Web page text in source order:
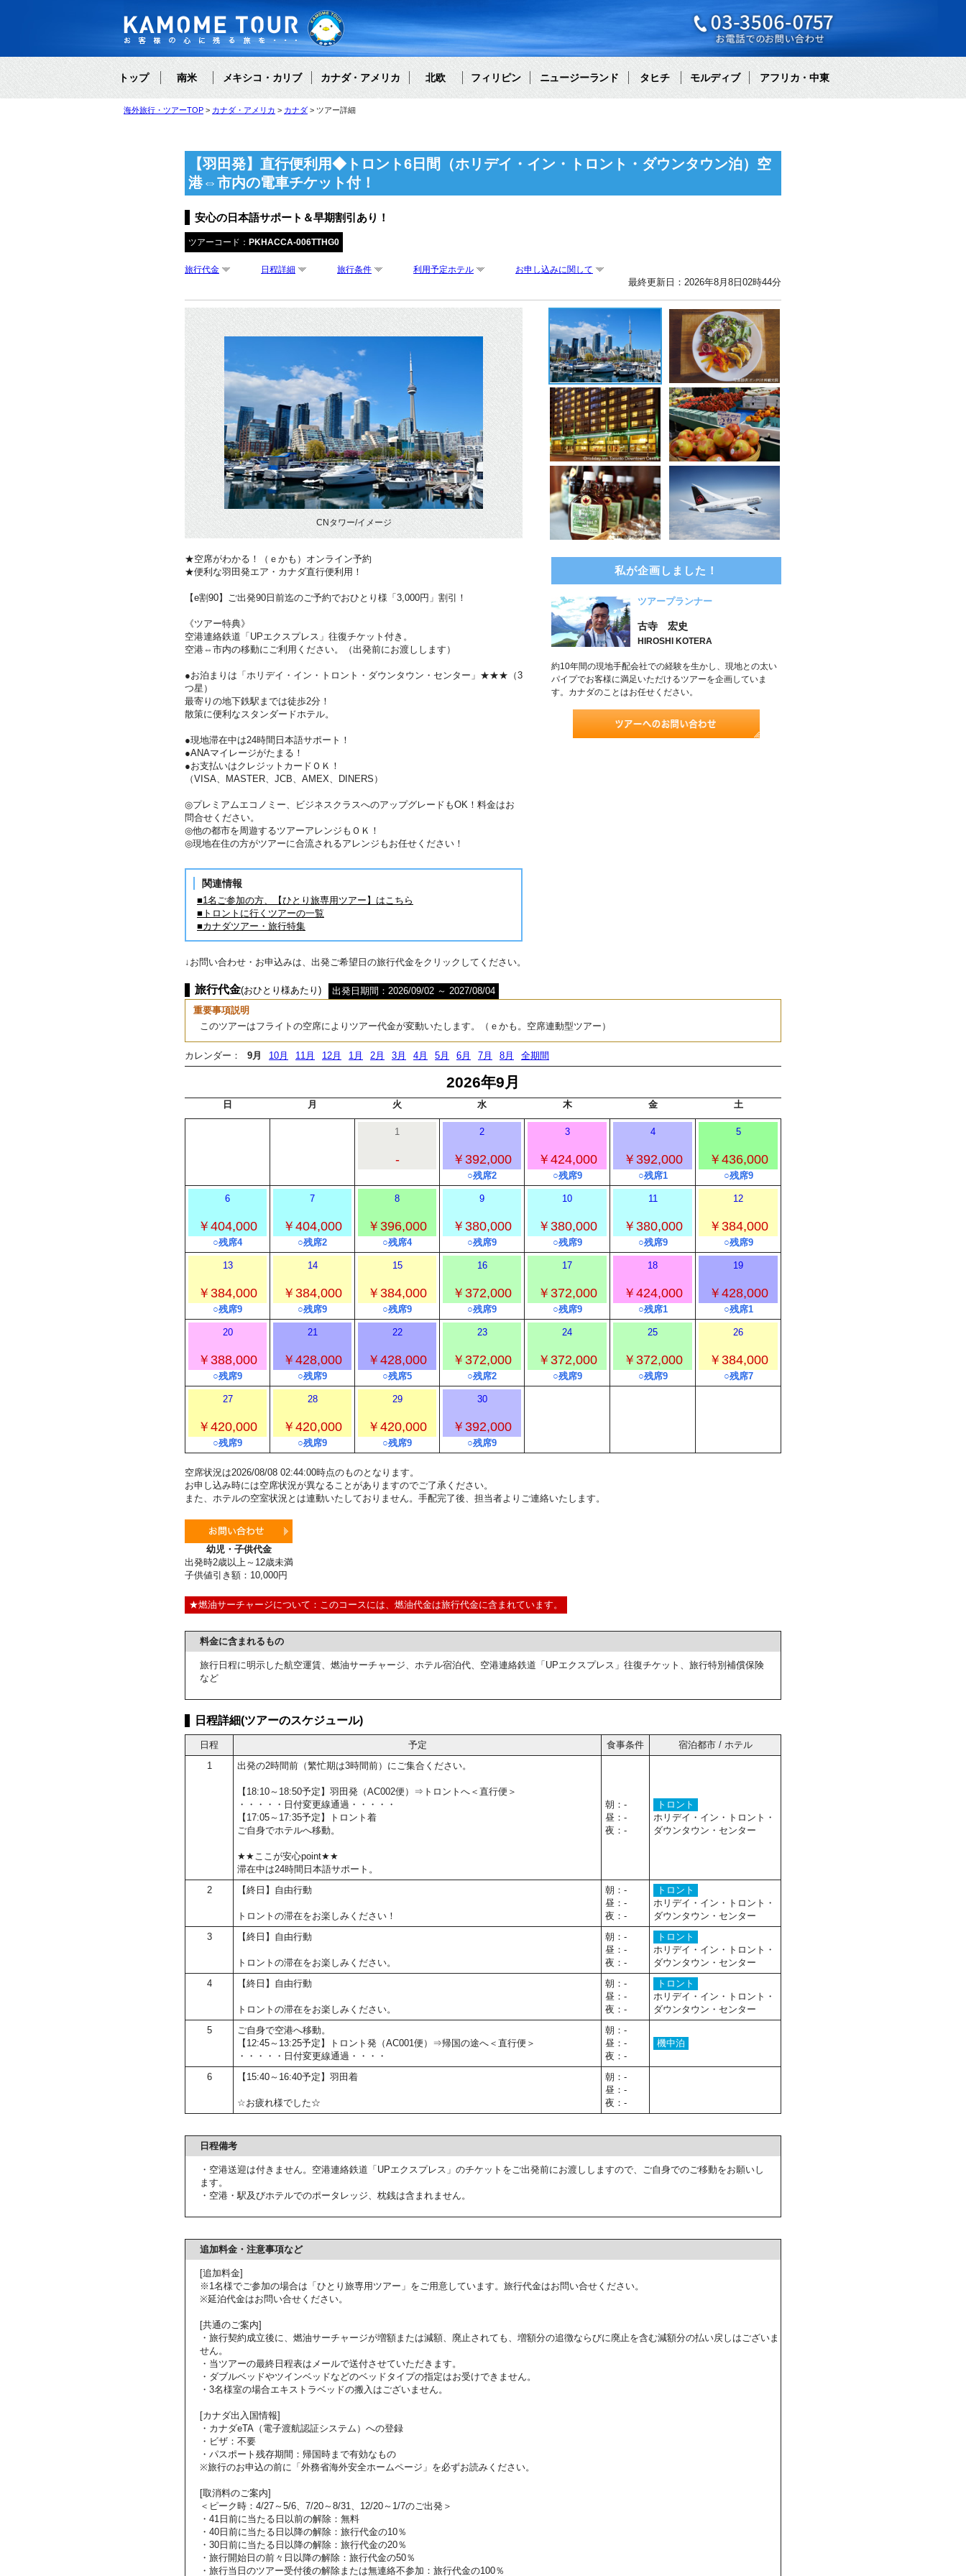
トップ 南米 メキシコ・カリブ カナダ・アメリカ 北欧 フィリピン ニュージーランド タヒチ モルディブ アフリカ・中東
海外旅行・ツアーTOP カナダ・アメリカ カナダ ツアー詳細
【羽田発】直行便利用◆トロント6日間（ホリデイ・イン・トロント・ダウンタウン泊）空
港⇔市内の電車チケット付！
安心の日本語サポート＆早期割引あり！
ツアーコード： PKHACCA-006TTHG0
旅行代金 日程詳細 旅行条件 利用予定ホテル お申し込みに関して
最終更新日：2026年8月8日02時44分
CNタワー/イメージ
★空席がわかる！（ｅかも）オンライン予約
★便利な羽田発エア・カナダ直行便利用！
【e割90】ご出発90日前迄のご予約でおひとり様「3,000円」割引！
《ツアー特典》
空港連絡鉄道「UPエクスプレス」往復チケット付き。
空港⇔市内の移動にご利用ください。（出発前にお渡しします）
●お泊まりは「ホリデイ・イン・トロント・ダウンタウン・センター」★★★（3
つ星）
最寄りの地下鉄駅までは徒歩2分！
散策に便利なスタンダードホテル。
●現地滞在中は24時間日本語サポート！
●ANAマイレージがたまる！
●お支払いはクレジットカードＯＫ！
（VISA、MASTER、JCB、AMEX、DINERS）
◎プレミアムエコノミー、ビジネスクラスへのアップグレードもOK！料金はお
問合せください。
◎他の都市を周遊するツアーアレンジもＯＫ！
◎現地在住の方がツアーに合流されるアレンジもお任せください！
関連情報
■1名ご参加の方、【ひとり旅専用ツアー】はこちら
■トロントに行くツアーの一覧
■カナダツアー・旅行特集
私が企画しました！
ツアープランナー
古寺 宏史
HIROSHI KOTERA
約10年間の現地手配会社での経験を生かし、現地との太い
パイプでお客様に満足いただけるツアーを企画していま
す。カナダのことはお任せください。
↓お問い合わせ・お申込みは、出発ご希望日の旅行代金をクリックしてください。
旅行代金(おひとり様あたり)
出発日期間：2026/09/02 ～ 2027/08/04
重要事項説明
このツアーはフライトの空席によりツアー代金が変動いたします。（ｅかも。空席連動型ツアー）
カレンダー： 9月 10月 11月 12月 1月 2月 3月 4月 5月 6月 7月 8月 全期間
2026年9月
日 月 火 水 木 金 土
1
-
2
￥392,000
○残席2
3
￥424,000
○残席9
4
￥392,000
○残席1
5
￥436,000
○残席9
6
￥404,000
○残席4
7
￥404,000
○残席2
8
￥396,000
○残席4
9
￥380,000
○残席9
10
￥380,000
○残席9
11
￥380,000
○残席9
12
￥384,000
○残席9
13
￥384,000
○残席9
14
￥384,000
○残席9
15
￥384,000
○残席9
16
￥372,000
○残席9
17
￥372,000
○残席9
18
￥424,000
○残席1
19
￥428,000
○残席1
20
￥388,000
○残席9
21
￥428,000
○残席9
22
￥428,000
○残席5
23
￥372,000
○残席2
24
￥372,000
○残席9
25
￥372,000
○残席9
26
￥384,000
○残席7
27
￥420,000
○残席9
28
￥420,000
○残席9
29
￥420,000
○残席9
30
￥392,000
○残席9
空席状況は2026/08/08 02:44:00時点のものとなります。
お申し込み時には空席状況が異なることがありますのでご了承ください。
また、ホテルの空室状況とは連動いたしておりません。手配完了後、担当者よりご連絡いたします。
幼児・子供代金
出発時2歳以上～12歳未満
子供値引き額：10,000円
★燃油サーチャージについて：このコースには、燃油代金は旅行代金に含まれています。
料金に含まれるもの
旅行日程に明示した航空運賃、燃油サーチャージ、ホテル宿泊代、空港連絡鉄道「UPエクスプレス」往復チケット、旅行特別補償保険
など
日程詳細(ツアーのスケジュール)
日程 予定 食事条件
宿泊都市 / ホテル
1
出発の2時間前（繁忙期は3時間前）にご集合ください。
【18:10～18:50予定】羽田発（AC002便）⇒トロントへ＜直行便＞
・・・・・日付変更線通過・・・・・
【17:05～17:35予定】トロント着
ご自身でホテルへ移動。
★★ここが安心point★★
滞在中は24時間日本語サポート。
朝：-
昼：-
夜：-
トロント
ホリデイ・イン・トロント・
ダウンタウン・センター
2 【終日】自由行動
トロントの滞在をお楽しみください！
朝：-
昼：-
夜：-
トロント
ホリデイ・イン・トロント・
ダウンタウン・センター
3
【終日】自由行動
トロントの滞在をお楽しみください。
朝：-
昼：-
夜：-
トロント
ホリデイ・イン・トロント・
ダウンタウン・センター
4
【終日】自由行動
トロントの滞在をお楽しみください。
朝：-
昼：-
夜：-
トロント
ホリデイ・イン・トロント・
ダウンタウン・センター
5
ご自身で空港へ移動。
【12:45～13:25予定】トロント発（AC001便）⇒帰国の途へ＜直行便＞
・・・・・日付変更線通過・・・・
朝：-
昼：-
夜：-
機中泊
6 【15:40～16:40予定】羽田着
☆お疲れ様でした☆
朝：-
昼：-
夜：-
日程備考
・空港送迎は付きません。空港連絡鉄道「UPエクスプレス」のチケットをご出発前にお渡ししますので、ご自身でのご移動をお願いし
ます。
・空港・駅及びホテルでのポータレッジ、枕銭は含まれません。
追加料金・注意事項など
[追加料金]
※1名様でご参加の場合は「ひとり旅専用ツアー」をご用意しています。旅行代金はお問い合せください。
※延泊代金はお問い合せください。
[共通のご案内]
・旅行契約成立後に、燃油サーチャージが増額または減額、廃止されても、増額分の追徴ならびに廃止を含む減額分の払い戻しはございま
せん。
・当ツアーの最終日程表はメールで送付させていただきます。
・ダブルベッドやツインベッドなどのベッドタイプの指定はお受けできません。
・3名様室の場合エキストラベッドの搬入はございません。
[カナダ出入国情報]
・カナダeTA（電子渡航認証システム）への登録
・ビザ：不要
・パスポート残存期間：帰国時まで有効なもの
※旅行のお申込の前に「外務省海外安全ホームページ」を必ずお読みください。
[取消料のご案内]
＜ピーク時：4/27～5/6、7/20～8/31、12/20～1/7のご出発＞
・41日前に当たる日以前の解除：無料
・40日前に当たる日以降の解除：旅行代金の10％
・30日前に当たる日以降の解除：旅行代金の20％
・旅行開始日の前々日以降の解除：旅行代金の50％
・旅行当日のツアー受付後の解除または無連絡不参加：旅行代金の100％